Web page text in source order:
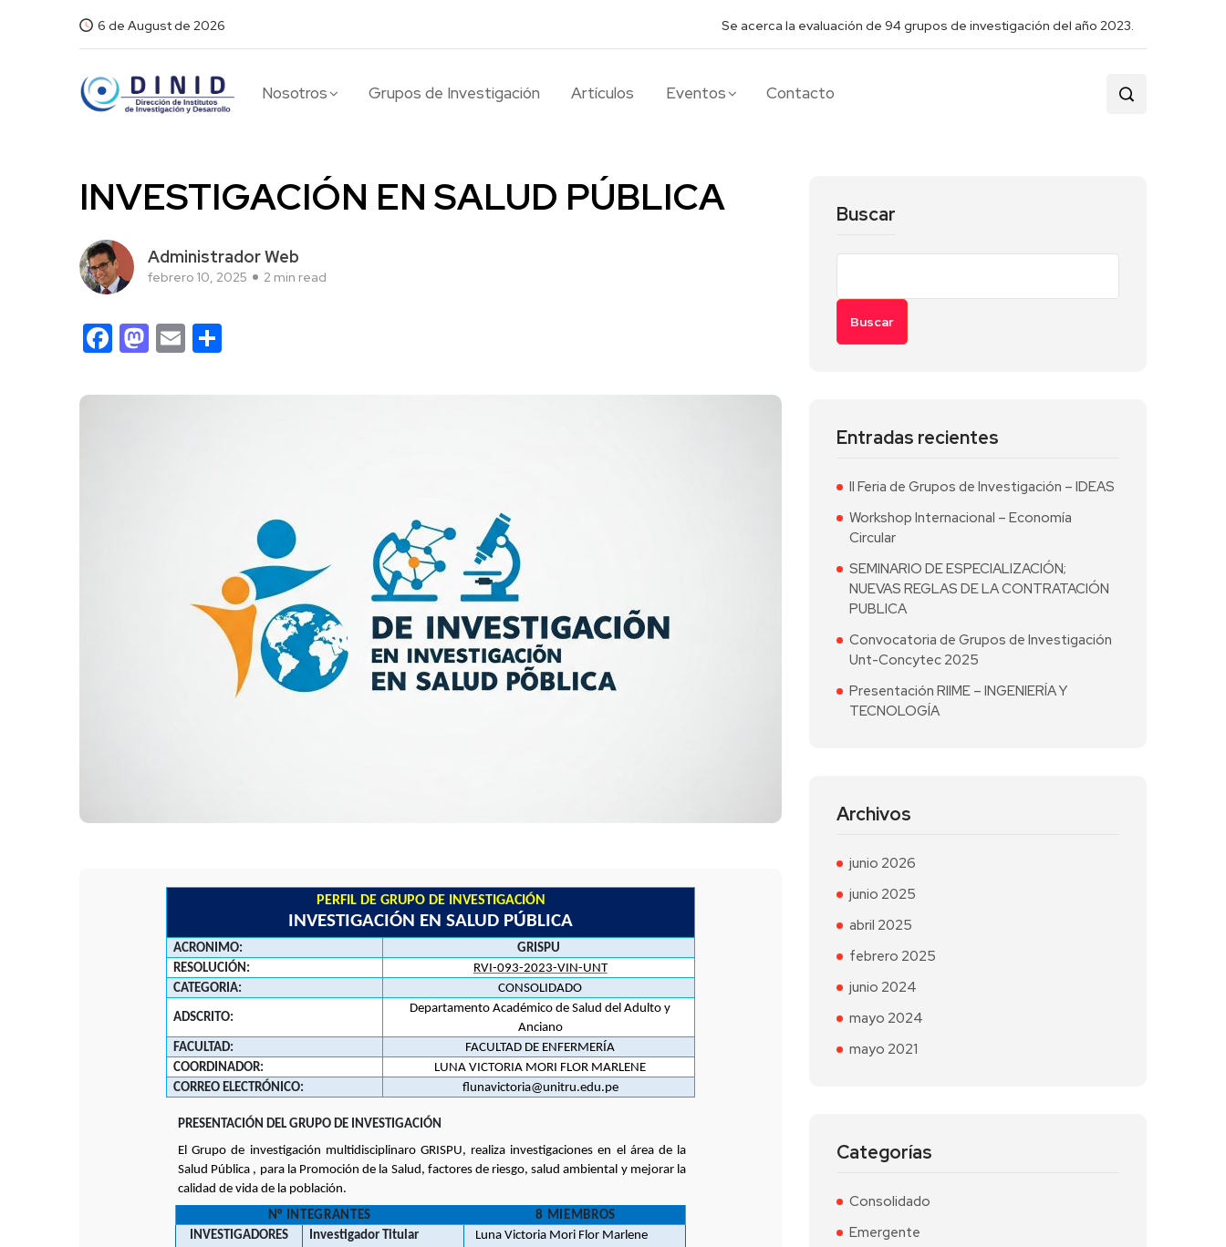
6 de August de 2026 Se acerca la evaluación de 94 grupos de investigación del año 2023.
Nosotros Grupos de Investigación Artículos Eventos Contacto
INVESTIGACIÓN EN SALUD PÚBLICA
Administrador Web
febrero 10, 2025 2 min read
Facebook
Mastodon
Email
PERFIL DE GRUPO DE INVESTIGACIÓN
INVESTIGACIÓN EN SALUD PÚBLICA
ACRONIMO:
GRISPU
RESOLUCIÓN:
RVI-093-2023-VIN-UNT
CATEGORIA:
CONSOLIDADO
ADSCRITO:
Departamento Académico de Salud del Adulto y
Anciano
FACULTAD:
FACULTAD DE ENFERMERÍA
COORDINADOR:
LUNA VICTORIA MORI FLOR MARLENE
CORREO ELECTRÓNICO:
flunavictoria@unitru.edu.pe
PRESENTACIÓN DEL GRUPO DE INVESTIGACIÓN
El Grupo de investigación multidisciplinaro GRISPU, realiza investigaciones en el área de la
Salud Pública , para la Promoción de la Salud, factores de riesgo, salud ambiental y mejorar la
calidad de vida de la población.
N° INTEGRANTES
8 MIEMBROS
INVESTIGADORES
Investigador Titular
Luna Victoria Mori Flor Marlene
Buscar
Buscar
Entradas recientes
II Feria de Grupos de Investigación – IDEAS
Workshop Internacional – Economía
Circular
SEMINARIO DE ESPECIALIZACIÓN;
NUEVAS REGLAS DE LA CONTRATACIÓN
PUBLICA
Convocatoria de Grupos de Investigación
Unt-Concytec 2025
Presentación RIIME – INGENIERÍA Y
TECNOLOGÍA
Archivos
junio 2026
junio 2025
abril 2025
febrero 2025
junio 2024
mayo 2024
mayo 2021
Categorías
Consolidado
Emergente